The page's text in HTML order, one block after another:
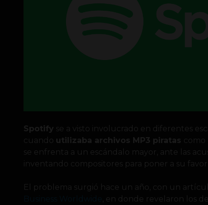
Spotify se a visto involucrado en diferentes
cuando utilizaba archivos MP3 piratas como
se enfrenta a un escándalo mayor, ante las
inventando compositores para poner a su favor
El problema surgió hace un año, con un
, en donde revelaron los